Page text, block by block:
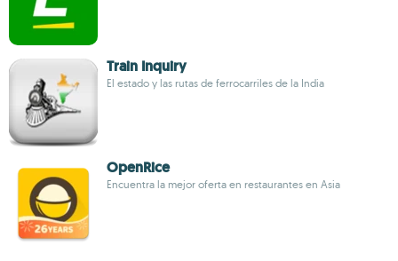
Train Inquiry
El estado y las rutas de ferrocarriles de la India
OpenRice
Encuentra la mejor oferta en restaurantes en Asia